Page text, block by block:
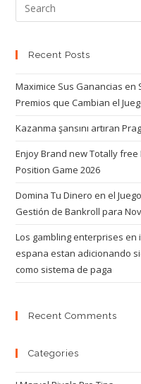
Recent Posts
Maximice Sus Ganancias en
Premios que Cambian el
Kazanma şansını artıran
Enjoy Brand new Totally
Position Game 2026
Domina Tu Dinero en el
Gestión de Bankroll para
Los gambling enterprises
espana estan adicionando
como sistema de paga
Recent Comments
Categories